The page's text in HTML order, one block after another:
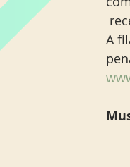
A